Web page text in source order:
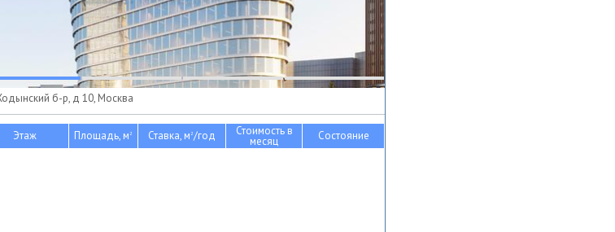
б-р, д 10, Москва
Этаж Площадь, м2 Ставка, м2/год Стоимость в
месяц Состояние